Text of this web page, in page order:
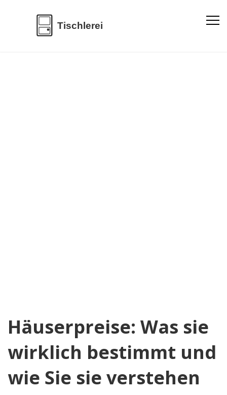
Häuserpreise: Was sie
wirklich bestimmt und
wie Sie sie verstehen